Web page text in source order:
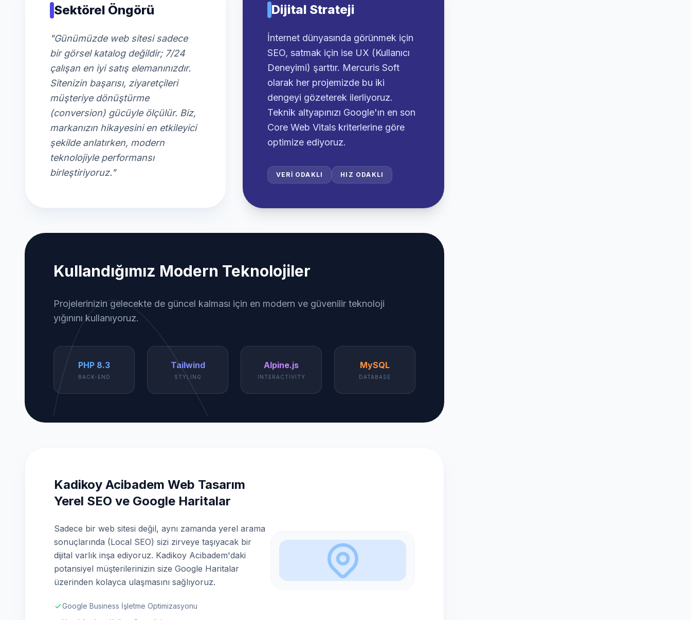
Sektörel Öngörü
"Günümüzde web sitesi sadece
bir görsel katalog değildir; 7/24
çalışan en iyi satış elemanınızdır.
Sitenizin başarısı, ziyaretçileri
müşteriye dönüştürme
(conversion) gücüyle ölçülür. Biz,
markanızın hikayesini en etkileyici
şekilde anlatırken, modern
teknolojiyle performansı
birleştiriyoruz."
Dijital Strateji
İnternet dünyasında görünmek için
SEO, satmak için ise UX (Kullanıcı
Deneyimi) şarttır. Mercuris Soft
olarak her projemizde bu iki
dengeyi gözeterek ilerliyoruz.
Teknik altyapınızı Google'ın en son
Core Web Vitals kriterlerine göre
optimize ediyoruz.
VERI ODAKLI HIZ ODAKLI
Kullandığımız Modern Teknolojiler
Projelerinizin gelecekte de güncel kalması için en modern ve güvenilir teknoloji
yığınını kullanıyoruz.
PHP 8.3
BACK-END
Tailwind
STYLING
Alpine.js
INTERACTIVITY
MySQL
DATABASE
Kadikoy Acibadem Web Tasarım
Yerel SEO ve Google Haritalar
Sadece bir web sitesi değil, aynı zamanda yerel arama
sonuçlarında (Local SEO) sizi zirveye taşıyacak bir
dijital varlık inşa ediyoruz. Kadikoy Acibadem'daki
potansiyel müşterilerinizin size Google Haritalar
üzerinden kolayca ulaşmasını sağlıyoruz.
Google Business İşletme Optimizasyonu